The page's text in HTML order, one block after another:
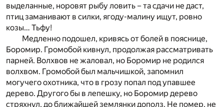
выделанные, норовят рыбу ловить – та сдачи не даст,
птиц заманивают в силки, ягоду-малину ищут, ровно
козы… Тьфу!
Медленно подошел, кривясь от болей в пояснице,
Боромир. Громобой кивнул, продолжая рассматривать
парней. Волхвов не жаловал, но Боромир не родился
волхвом. Громобой был мальчишкой, запомнил
могучего охотника, что в грозу попал под упавшее
дерево. Другого бы в лепешку, но Боромир дерево
стряхнул, до ближайшей землянки дополз. Не помер, не